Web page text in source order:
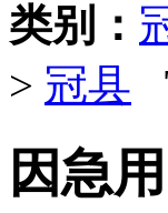
类别：
> 冠县
因急